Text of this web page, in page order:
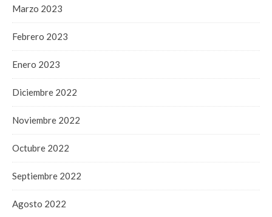
Marzo 2023
Febrero 2023
Enero 2023
Diciembre 2022
Noviembre 2022
Octubre 2022
Septiembre 2022
Agosto 2022